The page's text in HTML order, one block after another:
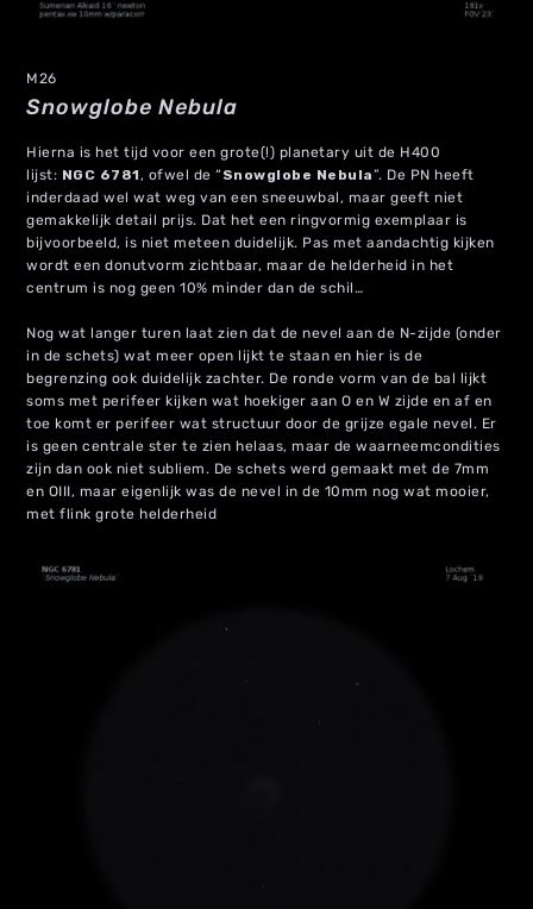
M26
Snowglobe Nebula
Hierna is het tijd voor een grote(!) planetary uit de H400
lijst: NGC 6781 , ofwel de “ Snowglobe Nebula”. De PN heeft
inderdaad wel wat weg van een sneeuwbal, maar geeft niet
gemakkelijk detail prijs. Dat het een ringvormig exemplaar is
bijvoorbeeld, is niet meteen duidelijk. Pas met aandachtig kijken
wordt een donutvorm zichtbaar, maar de helderheid in het
centrum is nog geen 10% minder dan de schil…
Nog wat langer turen laat zien dat de nevel aan de N-zijde (onder
in de schets) wat meer open lijkt te staan en hier is de
begrenzing ook duidelijk zachter. De ronde vorm van de bal lijkt
soms met perifeer kijken wat hoekiger aan O en W zijde en af en
toe komt er perifeer wat structuur door de grijze egale nevel. Er
is geen centrale ster te zien helaas, maar de waarneemcondities
zijn dan ook niet subliem. De schets werd gemaakt met de 7mm
en OIII, maar eigenlijk was de nevel in de 10mm nog wat mooier,
met flink grote helderheid